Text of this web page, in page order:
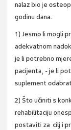
nalaz bio je
godinu dana.
1) Jesmo li mogli
adekvatnom
je li potrebno
pacijenta, - je li
suplement
2) Što učiniti s
rehabilitaciju
postaviti za cilj i